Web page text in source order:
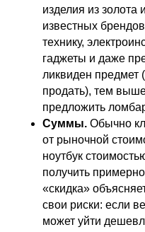
изделия из
известных
технику,
гаджеты и даже
ликвиден предмет
продать), тем
предложить
Суммы. Обычно
от рыночной
ноутбук
получить
«скидка»
свои риски: если
может уйти